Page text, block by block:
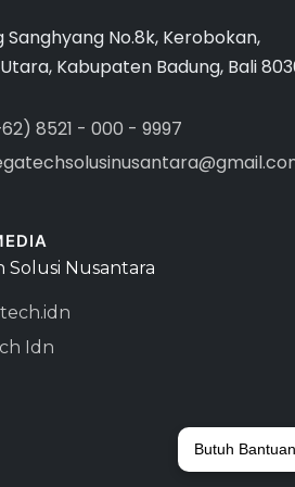
Sanghyang No.8k, Kerobokan,
Kabupaten Badung, Bali
8521 - 000 - 9997
Solusi Nusantara
Idn
Butuh